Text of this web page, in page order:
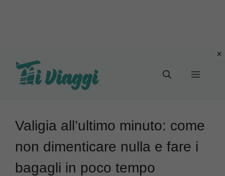
Menu
Valigia all’ultimo minuto: come
non dimenticare nulla e fare i
bagagli in poco tempo